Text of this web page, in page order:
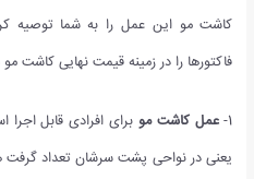
کاشت مو این عمل را به شما توصیه
فاکتورها را در زمینه قیمت نهایی کاشت مو
عمل کاشت موبرای افرادی قابل اجرا
یعنی در نواحی پشت سرشان تعداد گرفت